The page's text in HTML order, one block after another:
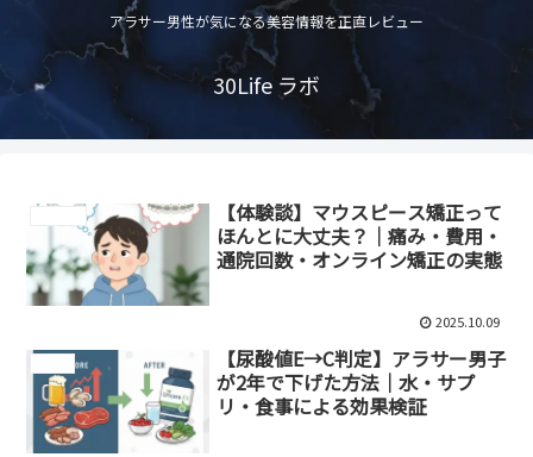
アラサー男性が気になる美容情報を正直レビュー
30Life ラボ
【体験談】マウスピース矯正って
ほんとに大丈夫？｜痛み・費用・
通院回数・オンライン矯正の実態
2025.10.09
【尿酸値E→C判定】アラサー男子
が2年で下げた方法｜水・サプ
リ・食事による効果検証